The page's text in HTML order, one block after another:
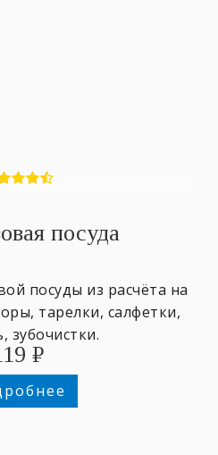
посуда
посуды из расчёта на
тарелки, салфетки,
зубочистки.
₽